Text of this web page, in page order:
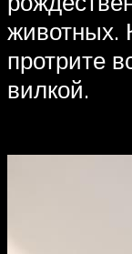
животных.
протрите
вилкой.